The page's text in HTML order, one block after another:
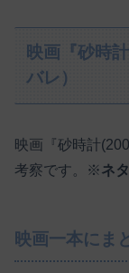
映画『砂時
バレ）
映画『砂時計
考察です。※ネ
映画一本にま